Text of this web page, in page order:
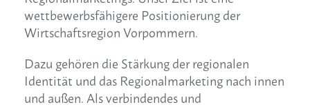
wettbewerbsfähigere Positionierung der
Wirtschaftsregion Vorpommern.
Dazu gehören die Stärkung der regionalen
Identität und das Regionalmarketing nach innen
und außen. Als verbindendes und